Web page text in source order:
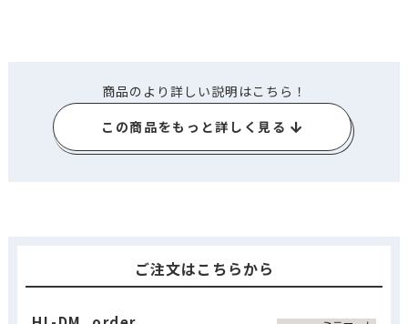
商品のより詳しい説明はこちら！
この商品をもっと詳しく見る
ご注文はこちらから